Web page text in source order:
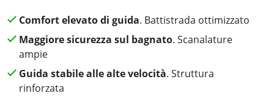
Comfort elevato di guida. Battistrada ottimizzato
Maggiore sicurezza sul bagnato. Scanalature
ampie
Guida stabile alle alte velocità. Struttura
rinforzata